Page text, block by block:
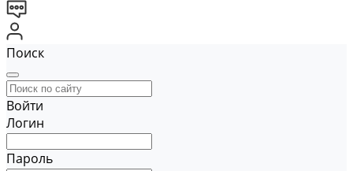
Поиск
Войти
Логин
Пароль